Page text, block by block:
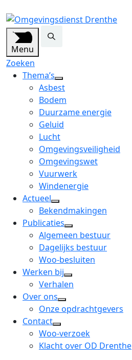
Menu
Zoeken
Thema’s
open
dropdown
menu
Asbest
Bodem
Duurzame energie
Geluid
Lucht
Omgevingsveiligheid
Omgevingswet
Vuurwerk
Windenergie
Actueel
open
dropdown
menu
Bekendmakingen
Publicaties
open
dropdown
menu
Algemeen bestuur
Dagelijks bestuur
Woo-besluiten
Werken bij
open
menu
Verhalen
Over ons
open
dropdown
menu
Onze opdrachtgevers
Contact
open
dropdown
Woo-verzoek
Klacht over OD Drenthe